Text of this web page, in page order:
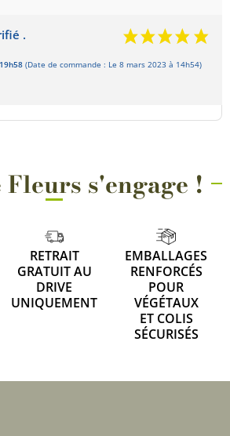
.
(Date de commande : Le 8 mars 2023 à 14h54)
s'engage !
RETRAIT
GRATUIT AU
DRIVE
UNIQUEMENT
EMBALLAGES
RENFORCÉS
POUR
VÉGÉTAUX
ET COLIS
SÉCURISÉS